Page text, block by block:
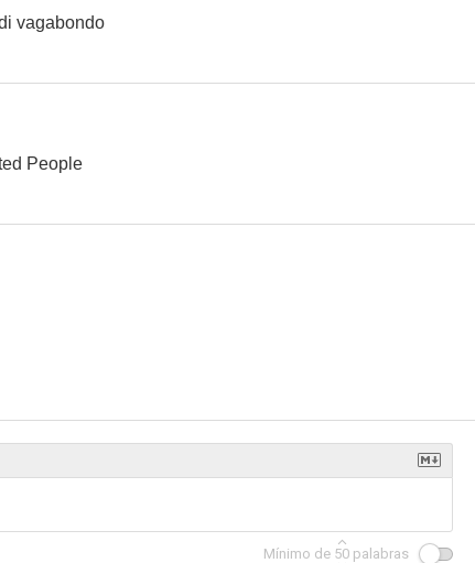
vagabondo
People
Mínimo de 50 palabras